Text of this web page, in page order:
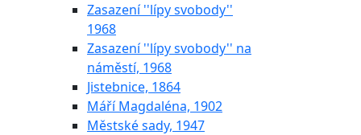
Zasazení ''lípy svobody''
1968
Zasazení ''lípy svobody'' na
náměstí, 1968
Jistebnice, 1864
Máří Magdaléna, 1902
Městské sady, 1947